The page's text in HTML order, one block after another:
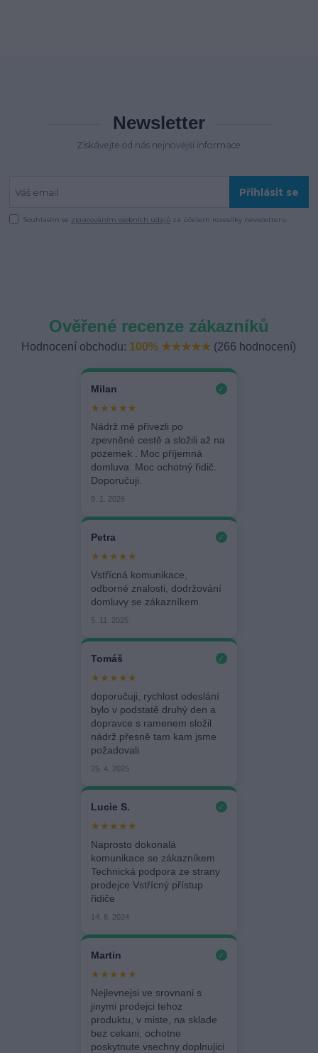
Newsletter
Získávejte od nás nejnovější informace
Přihlásit se
Souhlasím se zpracováním osobních údajů za účelem rozesílky newsletteru.
Ověřené recenze zákazníků
Hodnocení obchodu: 100% ★★★★★ (266 hodnocení)
Milan ✓
★★★★★
Nádrž mě přivezli po
zpevněné cestě a složili až na
pozemek . Moc příjemná
domluva. Moc ochotný řidič.
Doporučuji.
9. 1. 2026
Petra ✓
★★★★★
Vstřícná komunikace,
odborné znalosti, dodržování
domluvy se zákazníkem
5. 11. 2025
Tomáš ✓
★★★★★
doporučuji, rychlost odeslání
bylo v podstatě druhý den a
dopravce s ramenem složil
nádrž přesně tam kam jsme
požadovali
25. 4. 2025
Lucie S. ✓
★★★★★
Naprosto dokonalá
komunikace se zákazníkem
Technická podpora ze strany
prodejce Vstřícný přístup
řidiče
14. 8. 2024
Martin ✓
★★★★★
Nejlevnejsi ve srovnani s
jinymi prodejci tehoz
produktu, v miste, na sklade
bez cekani, ochotne
poskytnute vsechny doplnujici